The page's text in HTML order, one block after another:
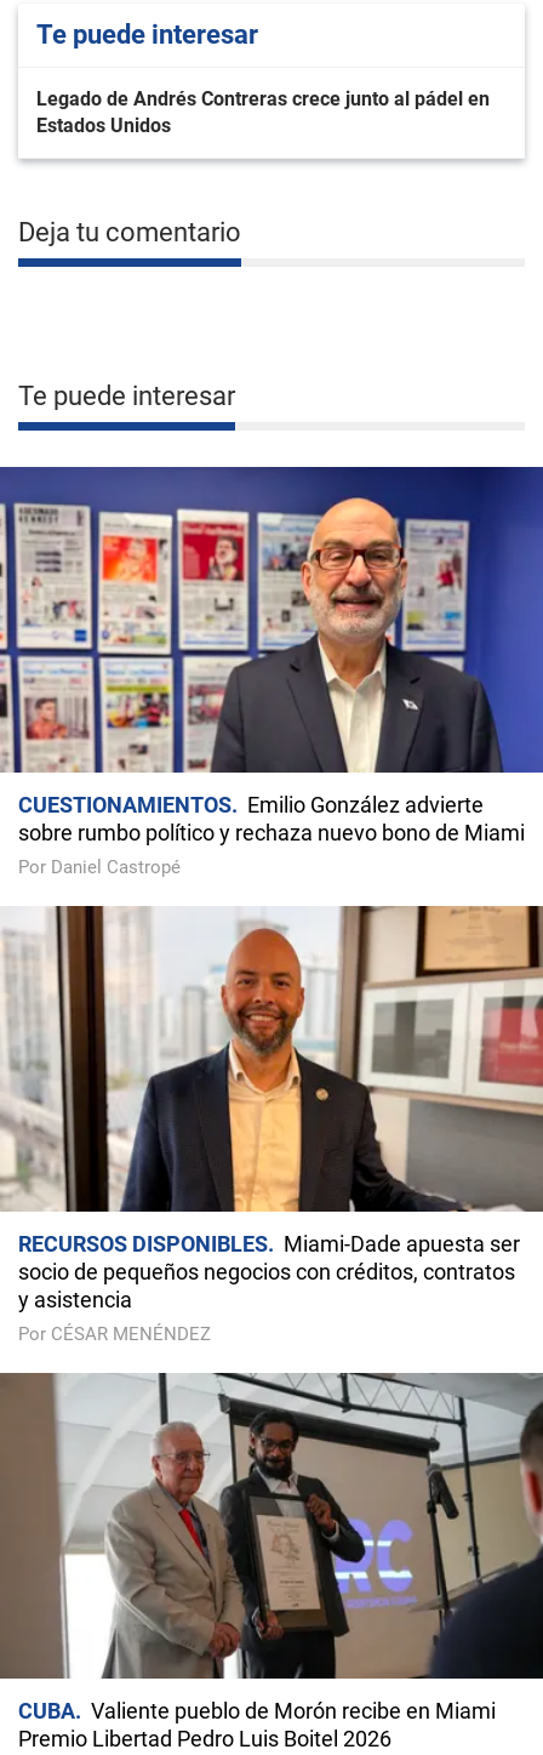
Te puede interesar
Legado de Andrés Contreras crece junto al pádel en
Estados Unidos
Deja tu comentario
Te puede interesar
CUESTIONAMIENTOS
Emilio González advierte
sobre rumbo político y rechaza nuevo bono de Miami
Por Daniel Castropé
RECURSOS DISPONIBLES
Miami-Dade apuesta ser
socio de pequeños negocios con créditos, contratos
y asistencia
Por CÉSAR MENÉNDEZ
CUBA
Valiente pueblo de Morón recibe en Miami
Premio Libertad Pedro Luis Boitel 2026